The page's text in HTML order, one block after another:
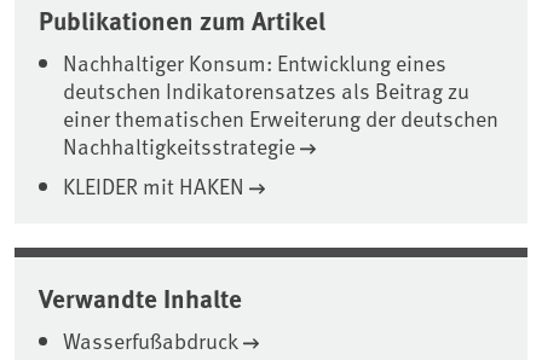
Publikationen zum Artikel
Nachhaltiger Konsum: Entwicklung eines
deutschen Indikatorensatzes als Beitrag zu
einer thematischen Erweiterung der deutschen
Nachhaltigkeitsstrategie
KLEIDER mit HAKEN
Verwandte Inhalte
Wasserfußabdruck